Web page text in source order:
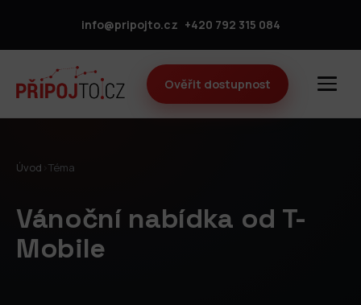
info@pripojto.cz +420 792 315 084
Ověřit dostupnost
Úvod Téma
Vánoční nabídka od T-
Mobile